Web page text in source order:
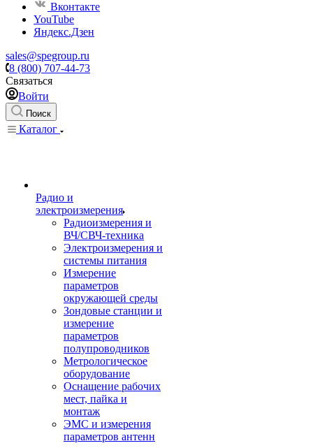
Вконтакте
YouTube
Яндекс.Дзен
sales@spegroup.ru
8 (800) 707-44-73
Связаться
Войти
Поиск
Каталог
Радио и
электроизмерения
Радиоизмерения и
ВЧ/СВЧ-техника
Электроизмерения и
системы питания
Измерение
параметров
окружающей среды
Зондовые станции и
измерение
параметров
полупроводников
Метрологическое
оборудование
Оснащение рабочих
мест, пайка и
монтаж
ЭМС и измерения
параметров антенн